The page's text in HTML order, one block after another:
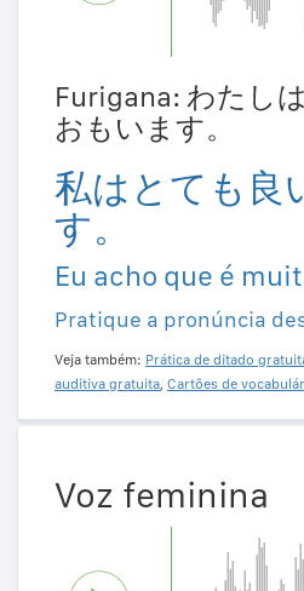
Furigana: わたし
おもいます。
私はとても良
す。
Eu acho que é
Pratique a pronúncia
Veja também: Prática de ditado
auditiva gratuita, Cartões de
Voz feminina